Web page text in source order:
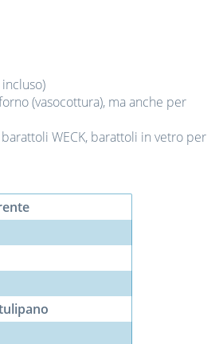
(vasocottura), ma anche per
WECK, barattoli in vetro per